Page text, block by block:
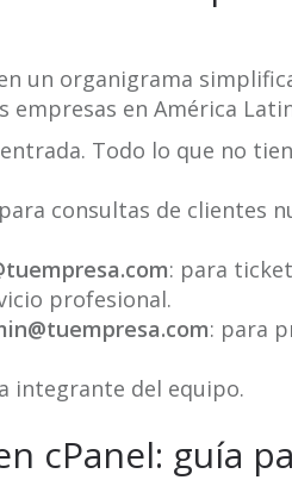
un organigrama
empresas en América
Todo lo que no
consultas de clientes
: para
profesional.
: para
integrante del equipo.
cPanel: guía